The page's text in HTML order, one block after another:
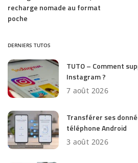
recharge nomade au format
poche
DERNIERS TUTOS
TUTO – Comment
Instagram ?
7 août 2026
Transférer ses
téléphone Android
3 août 2026